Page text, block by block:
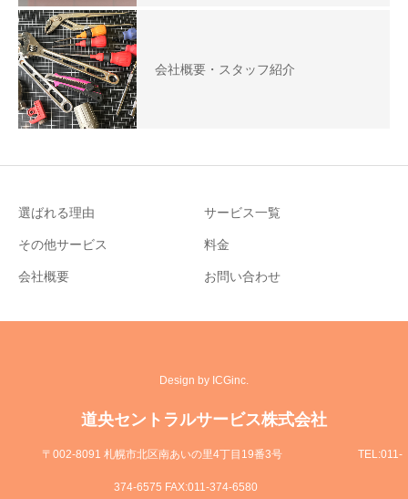
会社概要・スタッフ紹介
選ばれる理由 サービス一覧
その他サービス 料金
会社概要 お問い合わせ
Design by ICGinc.
道央セントラルサービス株式会社
〒002-8091 札幌市北区南あいの里4丁目19番3号 TEL:011-
374-6575 FAX:011-374-6580